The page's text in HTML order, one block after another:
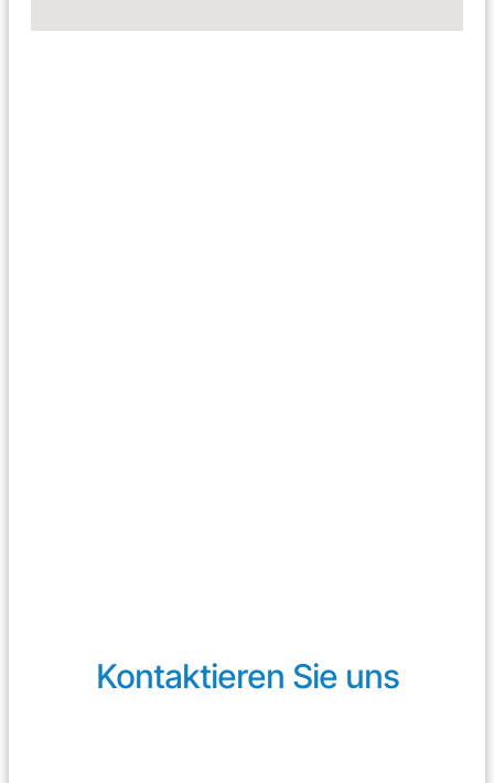
Kontaktieren Sie uns